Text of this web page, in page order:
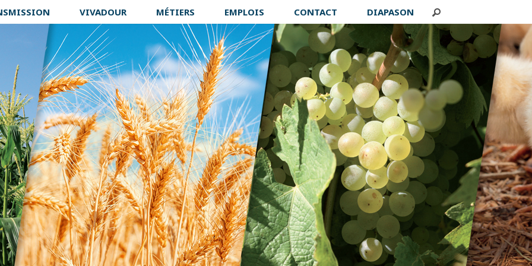
VIVADOUR MÉTIERS EMPLOIS CONTACT DIAPASON